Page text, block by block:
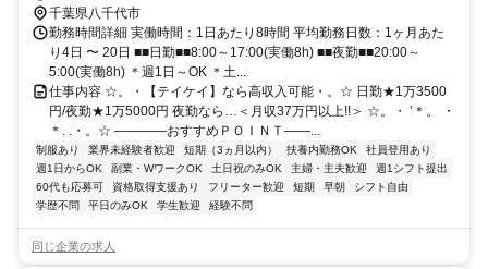
千葉県八千代市
勤務時間詳細 実働時間：1日あたり8時間 平均勤務日数：1ヶ月あた
り4日 〜 20日 ■■日勤■■8:00～17:00(実働8h) ■■夜勤■■20:00～
5:00(実働8h) ＊週1日～OK ＊土...
仕事内容 ☆。・【テイケイ】なら高収入可能・。☆ 日勤★1万3500
円/夜勤★1万5000円 夜勤なら…＜月収37万円以上!!＞ ☆。・ ‛＊。 ・
＊. .・。☆ ――――おすすめＰＯＩＮＴ――...
制服あり 業界未経験者歓迎 短期（3ヵ月以内） 扶養内勤務OK
社員登用あり
週1日からOK
副業・WワークOK 土日祝のみOK 主婦・主夫歓迎
週1シフト提出
60代も応募可
資格取得支援あり フリーター歓迎 短期 早朝
シフト自由
学歴不問
平日のみOK 学生歓迎 経験不問
同じ企業の求人